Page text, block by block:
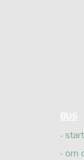
BUS
start
om